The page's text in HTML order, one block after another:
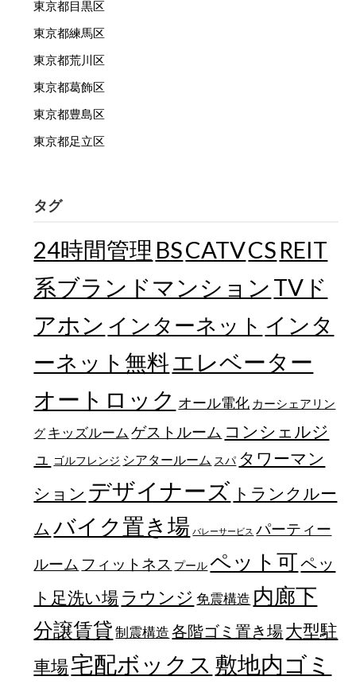
東京都目黒区
東京都練馬区
東京都荒川区
東京都葛飾区
東京都豊島区
東京都足立区
タグ
24時間管理 BSCATVCS REIT
系ブランドマンション TVド
アホン インターネット インタ
ーネット無料エレベーター
オートロック オール電化 カーシェアリン
グ キッズルーム ゲストルーム コンシェルジ
ュ
ゴルフレンジ シアタールーム スパ タワーマン
ション デザイナーズ トランクルー
ム バイク置き場 バレーサービス パーティー
ルーム フィットネス プール ペット可ペッ
ト足洗い場 ラウンジ 免震構造 内廊下
分譲賃貸 制震構造 各階ゴミ置き場大型駐
車場宅配ボックス 敷地内ゴミ